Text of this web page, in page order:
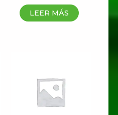
LEER MÁS